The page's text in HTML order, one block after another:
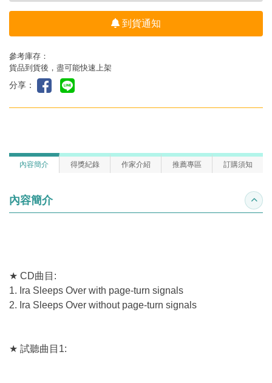
到貨通知
參考庫存：
貨品到貨後，盡可能快速上架
分享：
內容簡介 得獎紀錄 作家介紹 推薦專區 訂購須知
內容簡介 收合
★ CD曲目:
1. Ira Sleeps Over with page-turn signals
2. Ira Sleeps Over without page-turn signals
★ 試聽曲目1: